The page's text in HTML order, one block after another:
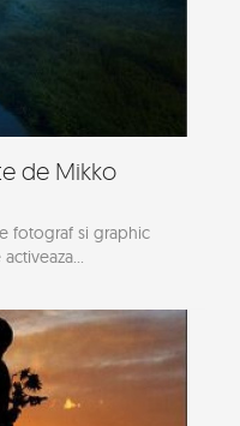
de Mikko
fotograf si graphic